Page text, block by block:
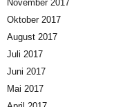
November 2017
Oktober 2017
August 2017
Juli 2017
Juni 2017
Mai 2017